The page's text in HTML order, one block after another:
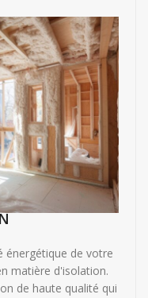
énergétique de votre
matière d'isolation.
de haute qualité qui